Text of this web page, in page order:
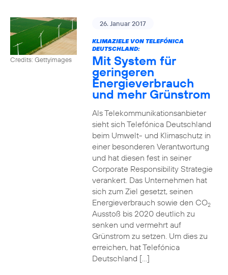
Credits: Gettyimages
26. Januar 2017
KLIMAZIELE VON TELEFÓNICA
DEUTSCHLAND:
Mit System für
geringeren
Energieverbrauch
und mehr Grünstrom
Als Telekommunikationsanbieter
sieht sich Telefónica Deutschland
beim Umwelt- und Klimaschutz in
einer besonderen Verantwortung
und hat diesen fest in seiner
Corporate Responsibility Strategie
verankert. Das Unternehmen hat
sich zum Ziel gesetzt, seinen
Energieverbrauch sowie den CO2
Ausstoß bis 2020 deutlich zu
senken und vermehrt auf
Grünstrom zu setzen. Um dies zu
erreichen, hat Telefónica
Deutschland […]